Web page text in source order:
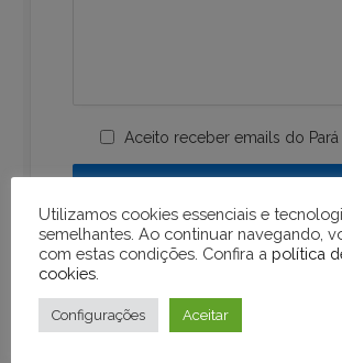
Aceito receber emails do Pará
Publicidade
Utilizamos cookies essenciais e
semelhantes. Ao continuar navegando,
com estas condições. Confira a política
cookies
Configurações Aceitar